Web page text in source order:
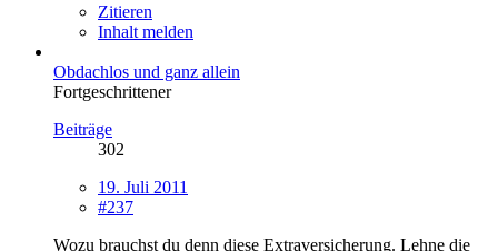
Zitieren
Inhalt melden
Obdachlos und ganz allein
Fortgeschrittener
Beiträge
302
19. Juli 2011
#237
Wozu brauchst du denn diese Extraversicherung. Lehne die